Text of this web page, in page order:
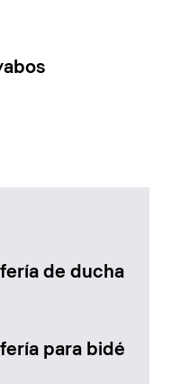
de ducha
para bidé